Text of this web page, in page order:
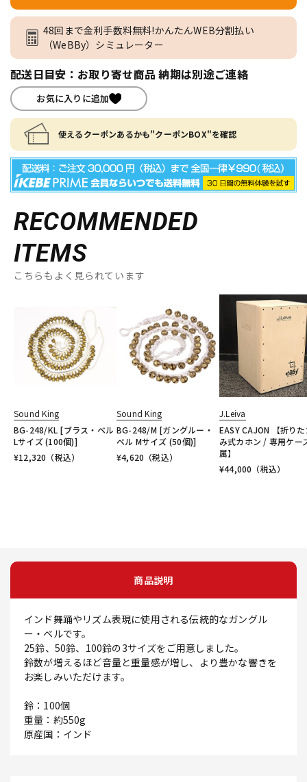
48回まで金利手数料無料!かんたんWEB分割払い
（WeBBy）シミュレーター
配送日目安：お取り寄せ商品 納期は別途ご連絡
お気に入りに追加
使えるクーポンあるかも"クーポンBOX"を確認
RECOMMENDED
ITEMS
こちらもよく見られています
Sound King
BG-248/KL [ブラス・ベル
Lサイズ (100個)]
¥12,320 （税込）
Sound King
BG-248/M [ガングルー・
ベル Mサイズ (50個)]
¥4,620 （税込）
J.Leiva
EASY CAJON 【折り
み式カホン / 専用ケー
属】
¥44,000 （税込）
商品説明
インド舞踊やリズム表現に使用される伝統的なガングル
ー・ベルです。
25鈴、50鈴、100鈴の3サイズをご用意しました。
鈴数が増えるほど音量と重量感が増し、より豊かな響きを
お楽しみいただけます。
鈴：100個
重量：約550g
原産国：インド